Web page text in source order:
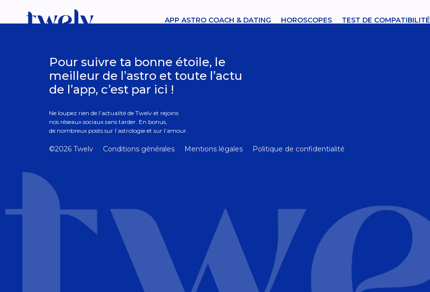
APP ASTRO COACH & DATING HOROSCOPES TEST DE COMPATIBILITÉ
Pour suivre ta bonne étoile, le
meilleur de l’astro et toute l’actu
de l’app, c’est par ici !
Ne loupez rien de l’actualité de Twelv et rejoins
nos réseaux sociaux sans tarder. En bonus,
de nombreux posts sur l’astrologie et sur l’amour.
©2026 Twelv Conditions générales Mentions légales Politique de confidentialité